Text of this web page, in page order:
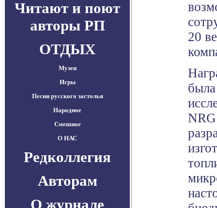
Читают и поют
авторы РП
ОТДЫХ
Музеи
Игры
Песни русского застолья
Народное
Смешное
О НАС
Редколлегия
Авторам
О журнале
20